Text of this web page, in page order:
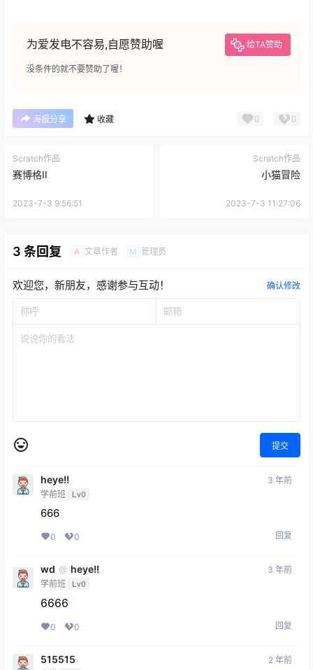
为爱发电不容易,自愿赞助喔 给TA赞助
没条件的就不要赞助了喔！
海报分享 收藏 0 0
Scratch作品
赛博格II
2023-7-3 9:56:51
Scratch作品
小猫冒险
2023-7-3 11:27:06
3 条回复 A 文章作者 M 管理员
欢迎您，新朋友，感谢参与互动！ 确认修改
提交
heye!!
学前班 Lv0
3 年前
666
0 0 回复
wd @ heye!!
学前班 Lv0
3 年前
6666
0 0 回复
515515 2 年前